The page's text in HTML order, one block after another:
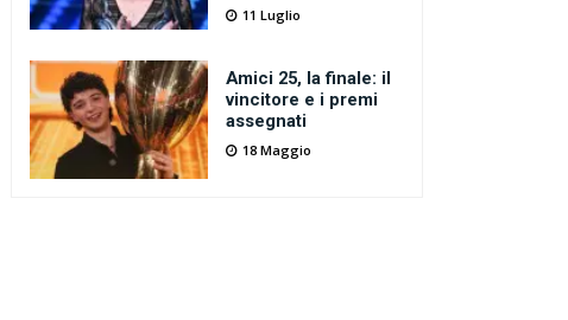
11 Luglio
Amici 25, la finale: il
vincitore e i premi
assegnati
18 Maggio